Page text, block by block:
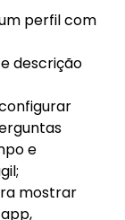
perfil com
descrição
e
mostrar